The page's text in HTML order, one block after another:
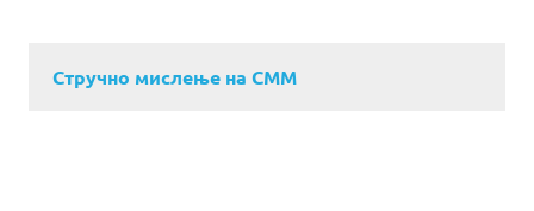
Стручно мислење на СММ